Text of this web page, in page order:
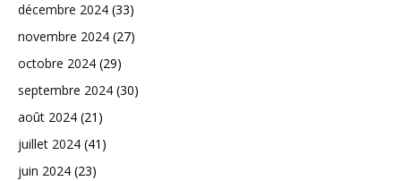
décembre 2024 (33)
novembre 2024 (27)
octobre 2024 (29)
septembre 2024 (30)
août 2024 (21)
juillet 2024 (41)
juin 2024 (23)